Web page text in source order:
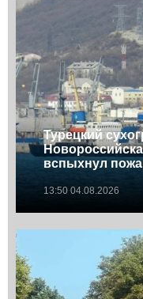
Турецкий
вспыхнул
13:50 04.08.2026